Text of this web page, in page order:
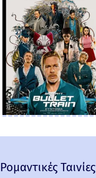
Ρομαντικές Ταινίες